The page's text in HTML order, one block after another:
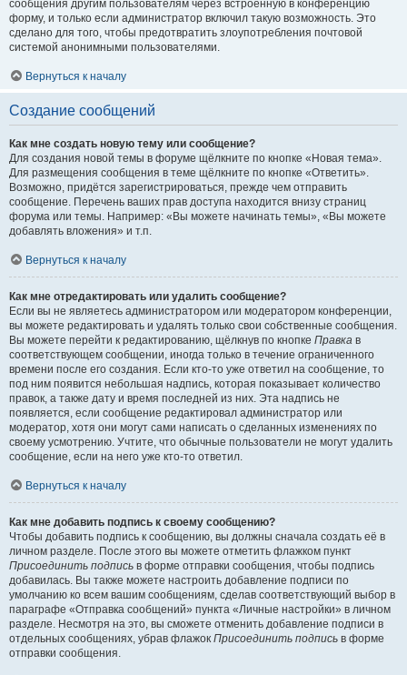
сообщения другим пользователям через встроенную в конференцию
форму, и только если администратор включил такую возможность. Это
сделано для того, чтобы предотвратить злоупотребления почтовой
системой анонимными пользователями.
Вернуться к началу
Создание сообщений
Как мне создать новую тему или сообщение?
Для создания новой темы в форуме щёлкните по кнопке «Новая тема».
Для размещения сообщения в теме щёлкните по кнопке «Ответить».
Возможно, придётся зарегистрироваться, прежде чем отправить
сообщение. Перечень ваших прав доступа находится внизу страниц
форума или темы. Например: «Вы можете начинать темы», «Вы можете
добавлять вложения» и т.п.
Вернуться к началу
Как мне отредактировать или удалить сообщение?
Если вы не являетесь администратором или модератором конференции,
вы можете редактировать и удалять только свои собственные сообщения.
Вы можете перейти к редактированию, щёлкнув по кнопке Правка в
соответствующем сообщении, иногда только в течение ограниченного
времени после его создания. Если кто-то уже ответил на сообщение, то
под ним появится небольшая надпись, которая показывает количество
правок, а также дату и время последней из них. Эта надпись не
появляется, если сообщение редактировал администратор или
модератор, хотя они могут сами написать о сделанных изменениях по
своему усмотрению. Учтите, что обычные пользователи не могут удалить
сообщение, если на него уже кто-то ответил.
Вернуться к началу
Как мне добавить подпись к своему сообщению?
Чтобы добавить подпись к сообщению, вы должны сначала создать её в
личном разделе. После этого вы можете отметить флажком пункт
Присоединить подпись в форме отправки сообщения, чтобы подпись
добавилась. Вы также можете настроить добавление подписи по
умолчанию ко всем вашим сообщениям, сделав соответствующий выбор в
параграфе «Отправка сообщений» пункта «Личные настройки» в личном
разделе. Несмотря на это, вы сможете отменить добавление подписи в
отдельных сообщениях, убрав флажок Присоединить подпись в форме
отправки сообщения.